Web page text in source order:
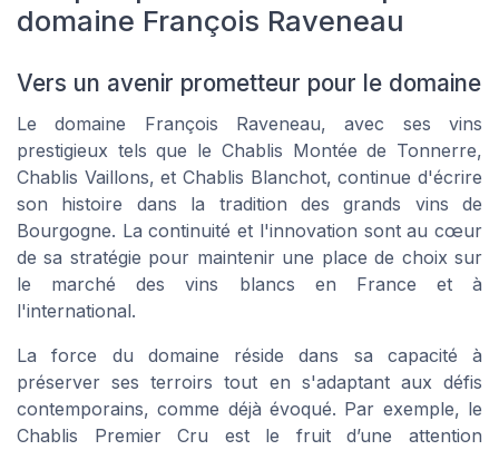
domaine François Raveneau
Vers un avenir prometteur pour le domaine
Le domaine François Raveneau, avec ses vins
prestigieux tels que le Chablis Montée de Tonnerre,
Chablis Vaillons, et Chablis Blanchot, continue d'écrire
son histoire dans la tradition des grands vins de
Bourgogne. La continuité et l'innovation sont au cœur
de sa stratégie pour maintenir une place de choix sur
le marché des vins blancs en France et à
l'international.
La force du domaine réside dans sa capacité à
préserver ses terroirs tout en s'adaptant aux défis
contemporains, comme déjà évoqué. Par exemple, le
Chablis Premier Cru est le fruit d’une attention